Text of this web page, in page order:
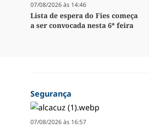
07/08/2026 às 14:46
Lista de espera do Fies começa
a ser convocada nesta 6ª feira
Segurança
07/08/2026 às 16:57